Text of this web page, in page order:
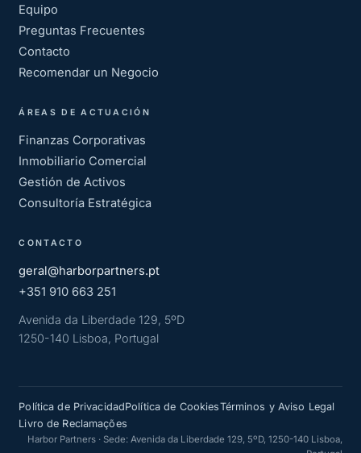
Equipo
Preguntas Frecuentes
Contacto
Recomendar un Negocio
ÁREAS DE ACTUACIÓN
Finanzas Corporativas
Inmobiliario Comercial
Gestión de Activos
Consultoría Estratégica
CONTACTO
geral@harborpartners.pt
+351 910 663 251
Avenida da Liberdade 129, 5ºD
1250-140 Lisboa, Portugal
Política de PrivacidadPolítica de CookiesTérminos y Aviso Legal
Livro de Reclamações
Harbor Partners · Sede: Avenida da Liberdade 129, 5ºD, 1250-140 Lisboa,